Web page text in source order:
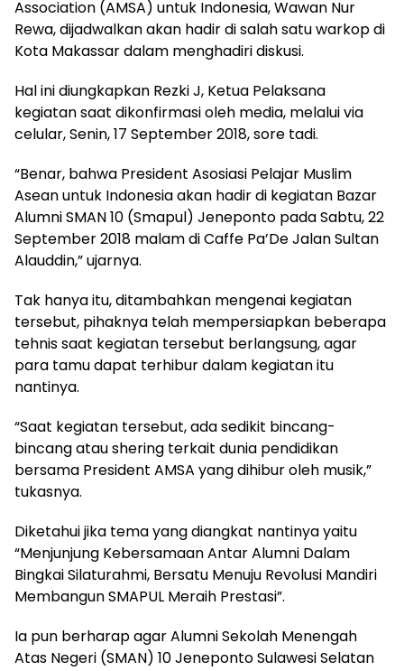
Association (AMSA) untuk Indonesia, Wawan Nur
Rewa, dijadwalkan akan hadir di salah satu warkop di
Kota Makassar dalam menghadiri diskusi.
Hal ini diungkapkan Rezki J, Ketua Pelaksana
kegiatan saat dikonfirmasi oleh media, melalui via
celular, Senin, 17 September 2018, sore tadi.
“Benar, bahwa President Asosiasi Pelajar Muslim
Asean untuk Indonesia akan hadir di kegiatan Bazar
Alumni SMAN 10 (Smapul) Jeneponto pada Sabtu, 22
September 2018 malam di Caffe Pa’De Jalan Sultan
Alauddin,” ujarnya.
Tak hanya itu, ditambahkan mengenai kegiatan
tersebut, pihaknya telah mempersiapkan beberapa
tehnis saat kegiatan tersebut berlangsung, agar
para tamu dapat terhibur dalam kegiatan itu
nantinya.
“Saat kegiatan tersebut, ada sedikit bincang-
bincang atau shering terkait dunia pendidikan
bersama President AMSA yang dihibur oleh musik,”
tukasnya.
Diketahui jika tema yang diangkat nantinya yaitu
“Menjunjung Kebersamaan Antar Alumni Dalam
Bingkai Silaturahmi, Bersatu Menuju Revolusi Mandiri
Membangun SMAPUL Meraih Prestasi”.
Ia pun berharap agar Alumni Sekolah Menengah
Atas Negeri (SMAN) 10 Jeneponto Sulawesi Selatan